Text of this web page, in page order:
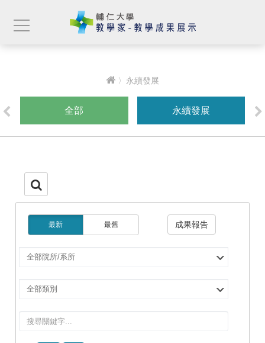
〉永續發展
全部 永續發展
最新 最舊 成果報告
選
所/
所
選
別